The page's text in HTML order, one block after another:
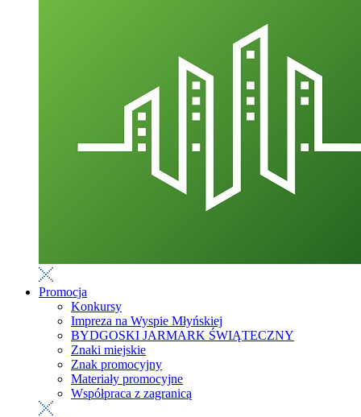
Promocja
Konkursy
Impreza na Wyspie Młyńskiej
BYDGOSKI JARMARK ŚWIĄTECZNY
Znaki miejskie
Znak promocyjny
Materiały promocyjne
Współpraca z zagranicą